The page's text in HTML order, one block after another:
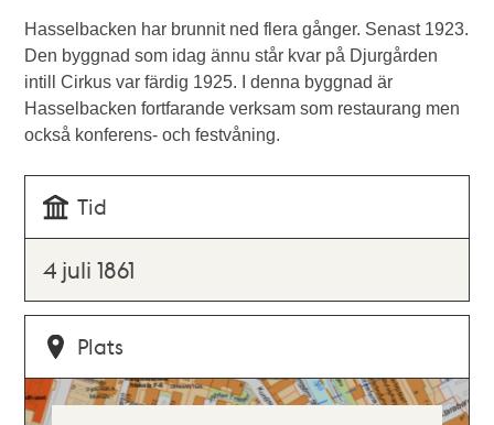
Hasselbacken har brunnit ned flera gånger. Senast 1923.
Den byggnad som idag ännu står kvar på Djurgården
intill Cirkus var färdig 1925. I denna byggnad är
Hasselbacken fortfarande verksam som restaurang men
också konferens- och festvåning.
Tid
4 juli 1861
Plats